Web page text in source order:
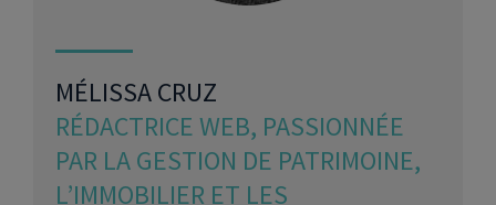
MÉLISSA CRUZ
RÉDACTRICE WEB, PASSIONNÉE
PAR LA GESTION DE PATRIMOINE,
L’IMMOBILIER ET LES